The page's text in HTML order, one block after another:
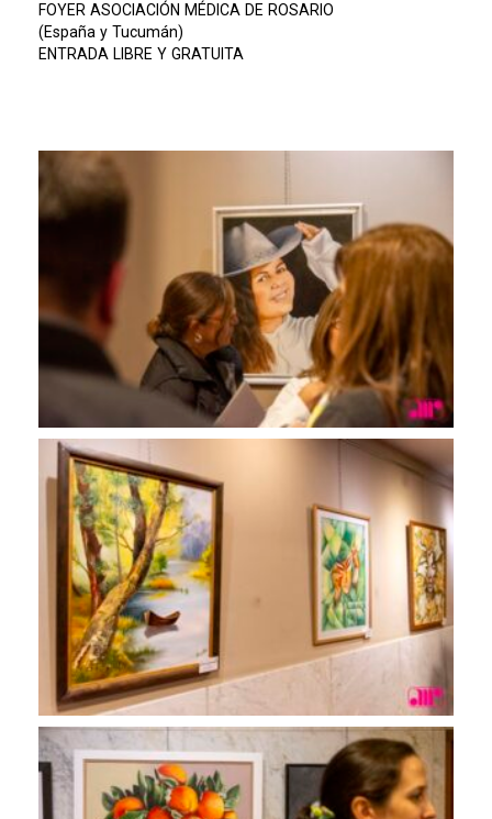
FOYER ASOCIACIÓN MÉDICA DE ROSARIO
(España y Tucumán)
ENTRADA LIBRE Y GRATUITA